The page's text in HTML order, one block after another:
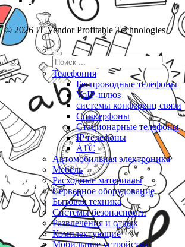
© 2026 IT Vendor Profitable Technologies
Телефония
Беспроводные телефоны
VoIP-шлюз
системы конференц связи
Спикерфоны
Стационарные телефоны
IP телефоны
АТС
Автомобильная электроника
Мебель
Расходные материалы
Серверное оборудование
Бытовая техника
Системы безопасности
Развлечения и отдых
Комплектующие
Мобильные устройства